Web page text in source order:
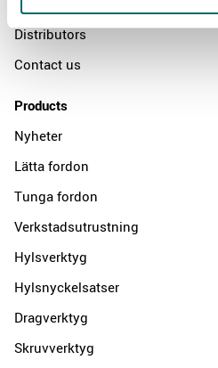
Distributors
Contact us
Products
Nyheter
Lätta fordon
Tunga fordon
Verkstadsutrustning
Hylsverktyg
Hylsnyckelsatser
Dragverktyg
Skruvverktyg